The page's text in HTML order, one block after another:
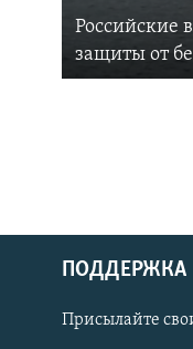
Українською
Российские
защиты от
ПОДДЕРЖКА
Присылайте